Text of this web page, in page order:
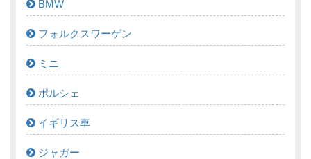
BMW
フォルクスワーゲン
ミニ
ポルシェ
イギリス車
ジャガー